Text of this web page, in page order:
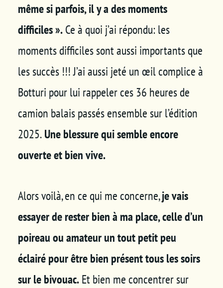
même si parfois, il y a des moments
difficiles ».Ce à quoi j’ai répondu: les
moments difficiles sont aussi importants que
les succès !!! J’ai aussi jeté un œil complice à
Botturi pour lui rappeler ces 36 heures de
camion balais passés ensemble sur l’édition
2025.Une blessure qui semble encore
ouverte et bien vive.
Alors voilà, en ce qui me concerne,je vais
essayer de rester bien à ma place, celle d’un
poireau ou amateur un tout petit peu
éclairé pour être bien présent tous les soirs
sur le bivouac.Et bien me concentrer sur